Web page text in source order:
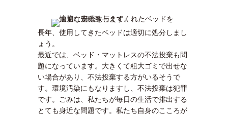
長年、使用してきたベッドは適切に処分しまし
ょう。
最近では、ベッド・マットレスの不法投棄も問
題になっています。大きくて粗大ゴミで出せな
い場合があり、不法投棄する方がいるそうで
す。環境汚染にもなりますし、不法投棄は犯罪
です。ごみは、私たちが毎日の生活で排出する
とても身近な問題です。私たち自身のこころが